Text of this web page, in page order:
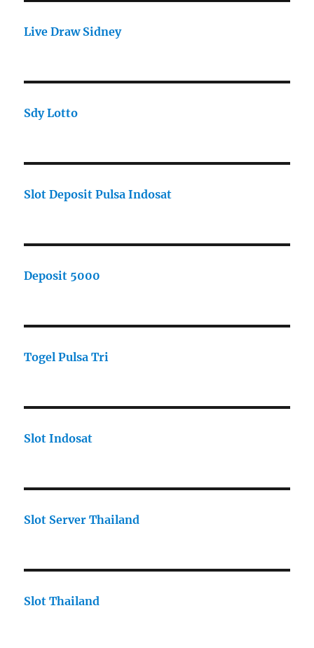
Live Draw Sidney
Sdy Lotto
Slot Deposit Pulsa Indosat
Deposit 5000
Togel Pulsa Tri
Slot Indosat
Slot Server Thailand
Slot Thailand